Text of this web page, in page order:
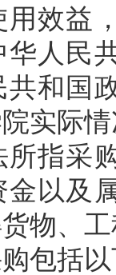
效益
人民
和国
实际
所指采
以及
物、
包括